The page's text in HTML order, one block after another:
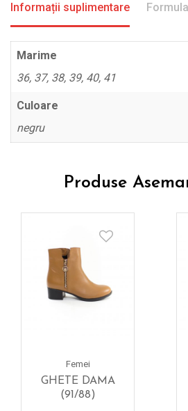
Informații suplimentare
Marime
36, 37, 38, 39, 40, 41
Culoare
negru
Produse
Femei
GHETE DAMA
(91/88)